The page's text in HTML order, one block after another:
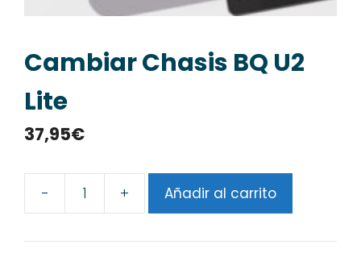
Cambiar Chasis BQ U2
Lite
37,95€
-
Cambiar
BQ
+ Añadir al carrito